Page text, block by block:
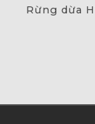
Rừng dừa